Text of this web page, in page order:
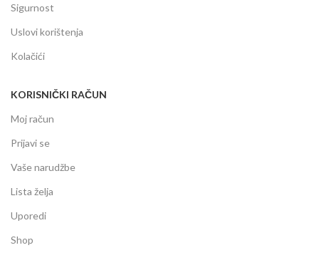
Sigurnost
Uslovi korištenja
Kolačići
KORISNIČKI RAČUN
Moj račun
Prijavi se
Vaše narudžbe
Lista želja
Uporedi
Shop